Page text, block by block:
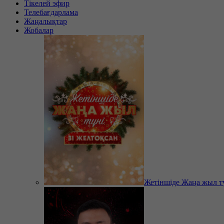
Тікелей эфир
Телебағдарлама
Жаңалықтар
Жобалар
Жетіншіде Жаңа жыл